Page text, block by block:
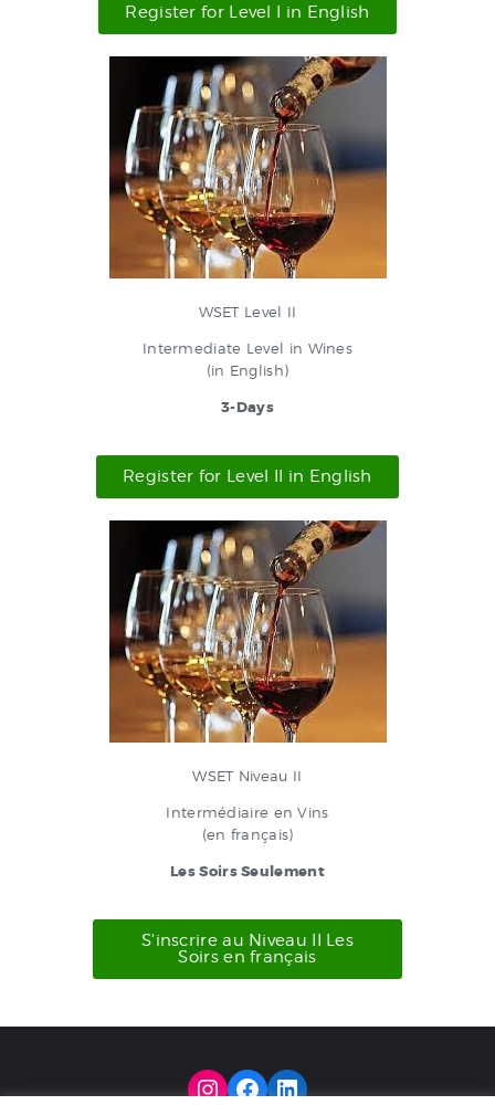
Register for Level I in English
WSET Level II
Intermediate Level in Wines
(in English)
3-Days
Register for Level II in English
WSET Niveau II
Intermédiaire en Vins
(en français)
Les Soirs Seulement
S'inscrire au Niveau II Les
Soirs en français